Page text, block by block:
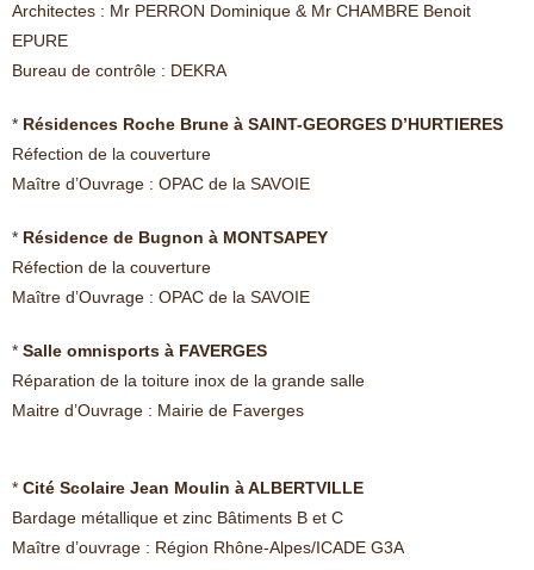
Architectes : Mr PERRON Dominique & Mr CHAMBRE Benoit
EPURE
Bureau de contrôle : DEKRA
* Résidences Roche Brune à SAINT-GEORGES D’HURTIERES
Réfection de la couverture
Maître d’Ouvrage : OPAC de la SAVOIE
* Résidence de Bugnon à MONTSAPEY
Réfection de la couverture
Maître d’Ouvrage : OPAC de la SAVOIE
* Salle omnisports à FAVERGES
Réparation de la toiture inox de la grande salle
Maitre d’Ouvrage : Mairie de Faverges
* Cité Scolaire Jean Moulin à ALBERTVILLE
Bardage métallique et zinc Bâtiments B et C
Maître d’ouvrage : Région Rhône-Alpes/ICADE G3A